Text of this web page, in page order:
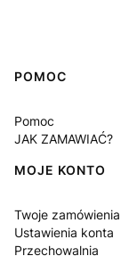
Linki w stopce
POMOC
Pomoc
JAK ZAMAWIAĆ?
MOJE KONTO
Twoje zamówienia
Ustawienia konta
Przechowalnia